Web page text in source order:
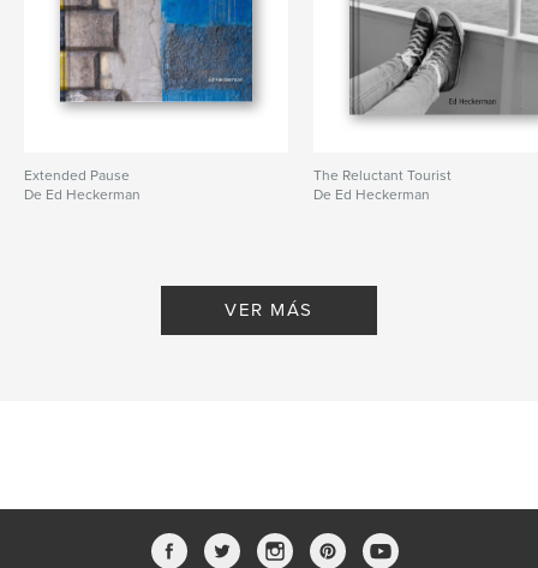
Extended Pause
De Ed Heckerman
The Reluctant Tourist
De Ed Heckerman
VER MÁS